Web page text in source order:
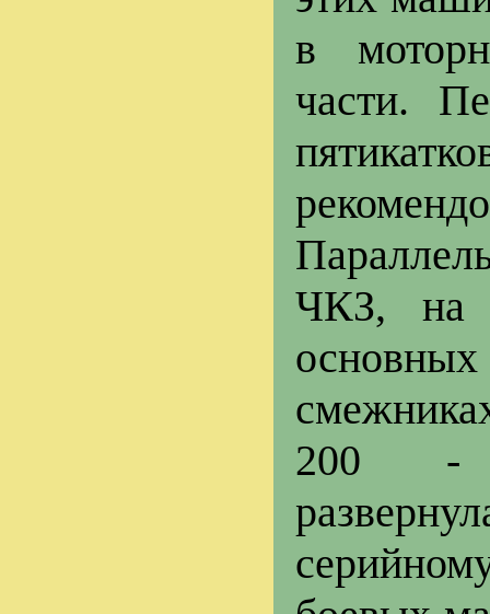
в
части.
ЧКЗ,
200 -